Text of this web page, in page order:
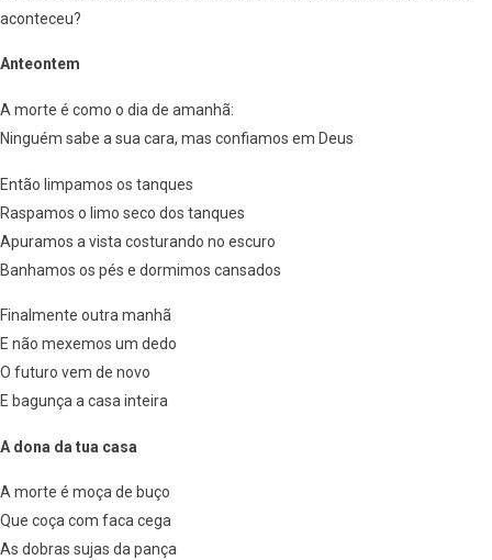
aconteceu?
Anteontem
A morte é como o dia de amanhã:
Ninguém sabe a sua cara, mas confiamos em Deus
Então limpamos os tanques
Raspamos o limo seco dos tanques
Apuramos a vista costurando no escuro
Banhamos os pés e dormimos cansados
Finalmente outra manhã
E não mexemos um dedo
O futuro vem de novo
E bagunça a casa inteira
A dona da tua casa
A morte é moça de buço
Que coça com faca cega
As dobras sujas da pança